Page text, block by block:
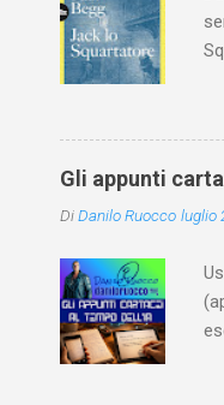
Gli appunti
DiDanilo Ruocco luglio